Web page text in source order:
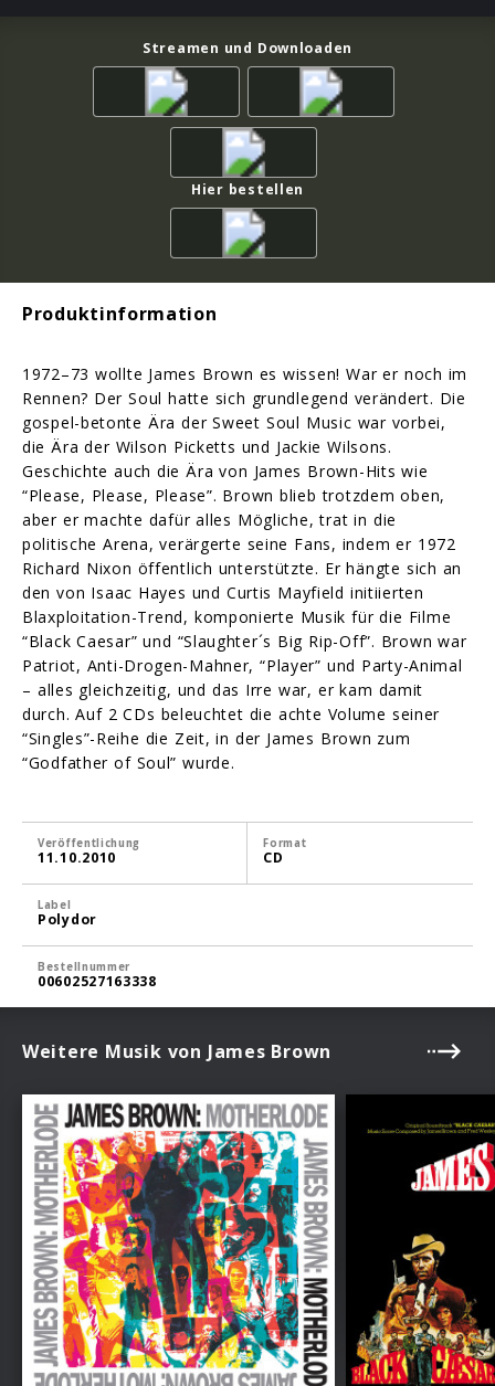
Streamen und Downloaden
Hier bestellen
Produktinformation
1972–73 wollte James Brown es wissen! War er noch im
Rennen? Der Soul hatte sich grundlegend verändert. Die
gospel-betonte Ära der Sweet Soul Music war vorbei,
die Ära der Wilson Picketts und Jackie Wilsons.
Geschichte auch die Ära von James Brown-Hits wie
“Please, Please, Please”. Brown blieb trotzdem oben,
aber er machte dafür alles Mögliche, trat in die
politische Arena, verärgerte seine Fans, indem er 1972
Richard Nixon öffentlich unterstützte. Er hängte sich an
den von Isaac Hayes und Curtis Mayfield initiierten
Blaxploitation-Trend, komponierte Musik für die Filme
“Black Caesar” und “Slaughter´s Big Rip-Off”. Brown war
Patriot, Anti-Drogen-Mahner, “Player” und Party-Animal
– alles gleichzeitig, und das Irre war, er kam damit
durch. Auf 2 CDs beleuchtet die achte Volume seiner
“Singles”-Reihe die Zeit, in der James Brown zum
“Godfather of Soul” wurde.
Veröffentlichung
11.10.2010
Format
CD
Label
Polydor
Bestellnummer
00602527163338
Weitere Musik von James Brown